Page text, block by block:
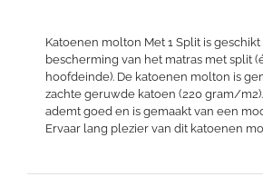
Katoenen molton Met 1 Split is
bescherming van het matras met split
hoofdeinde). De katoenen molton is
zachte geruwde katoen (220 gram/
ademt goed en is gemaakt van een
Ervaar lang plezier van dit katoenen